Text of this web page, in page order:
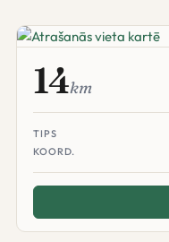
14km
TIPS
KOORD.